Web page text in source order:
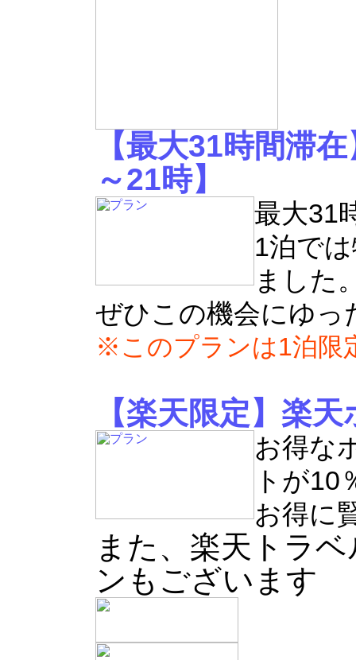
【最大31時間滞
～21時】
最大31
1泊で
ました
ぜひこの機会にゆ
※このプランは1泊限
【楽天限定】楽
お得な
トが10
お得に
また、楽天トラ
ンもございます